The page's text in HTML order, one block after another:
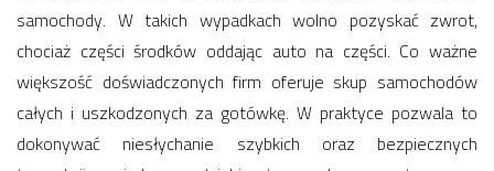
samochody. W takich wypadkach wolno pozyskać zwrot,
chociaż części środków oddając auto na części. Co ważne
większość doświadczonych firm oferuje skup samochodów
całych i uszkodzonych za gotówkę. W praktyce pozwala to
dokonywać niesłychanie szybkich oraz bezpiecznych